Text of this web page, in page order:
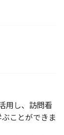
用し、訪問看
ことができま